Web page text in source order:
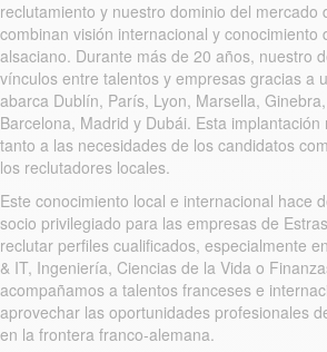
reclutamiento y nuestro dominio del mercado
combinan visión internacional y conocimiento
alsaciano. Durante más de 20 años, nuestro
vínculos entre talentos y empresas gracias a
abarca Dublín, París, Lyon, Marsella,
Barcelona, Madrid y Dubái. Esta
tanto a las necesidades de los candidatos
los reclutadores locales.
Este conocimiento local e internacional hace
socio privilegiado para las empresas de
reclutar perfiles cualificados, especialmente
& IT, Ingeniería, Ciencias de la Vida o
acompañamos a talentos franceses e
aprovechar las oportunidades profesionales
en la frontera franco-alemana.